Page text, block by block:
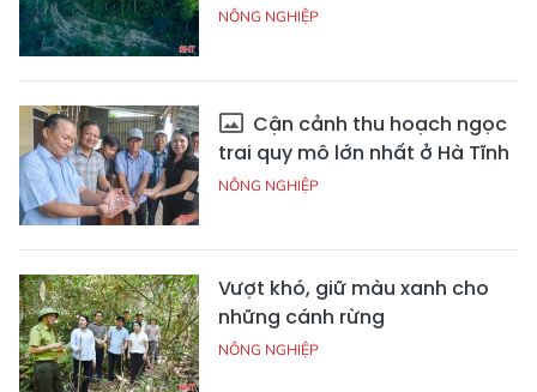
NÔNG NGHIỆP
Cận cảnh thu hoạch ngọc
trai quy mô lớn nhất ở Hà Tĩnh
NÔNG NGHIỆP
Vượt khó, giữ màu xanh cho
những cánh rừng
NÔNG NGHIỆP